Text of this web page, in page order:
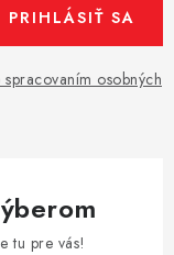
osobných
PRIHLÁSIŤ SA
tu pre vás!